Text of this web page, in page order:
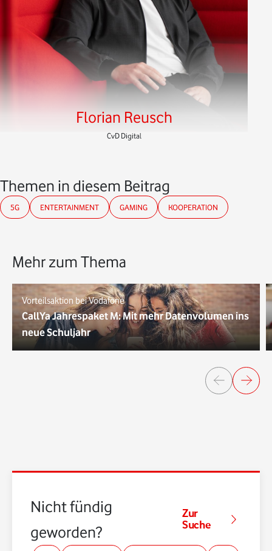
Florian Reusch
CvD Digital
Themen in diesem Beitrag
5G ENTERTAINMENT GAMING KOOPERATION
Mehr zum Thema
Vorteilsaktion bei Vodafone
CallYa Jahrespaket M: Mit mehr Datenvolumen ins
neue Schuljahr
Nicht fündig
geworden?
Zur
Suche